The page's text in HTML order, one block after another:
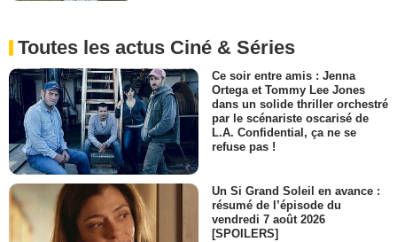
Toutes les actus Ciné & Séries
Ce soir entre amis : Jenna
Ortega et Tommy Lee Jones
dans un solide thriller orchestré
par le scénariste oscarisé de
L.A. Confidential, ça ne se
refuse pas !
Un Si Grand Soleil en avance :
résumé de l’épisode du
vendredi 7 août 2026
[SPOILERS]